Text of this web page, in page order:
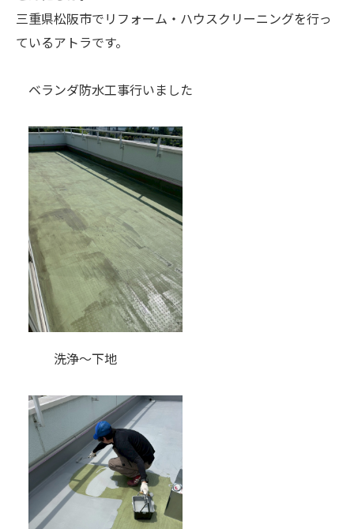
三重県松阪市でリフォーム・ハウスクリーニングを行っ
ているアトラです。
ベランダ防水工事行いました
洗浄～下地